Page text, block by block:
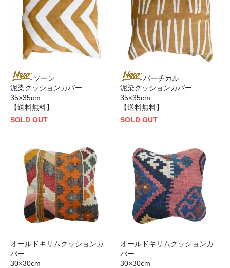
ソーン
泥染クッションカバー
35×35cm
【送料無料】
SOLD OUT
バーチカル
泥染クッションカバー
35×35cm
【送料無料】
SOLD OUT
オールドキリムクッションカ
バー
30×30cm
オールドキリムクッションカ
バー
30×30cm